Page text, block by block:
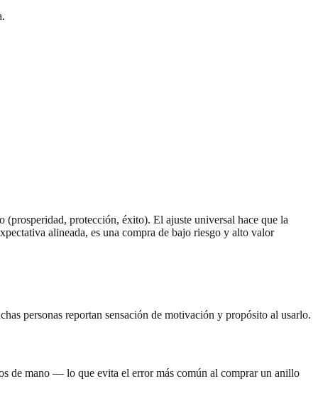
protección, éxito). El ajuste universal hace que la
alineada, es una compra de bajo riesgo y alto valor
personas reportan sensación de motivación y propósito al usarlo.
de mano — lo que evita el error más común al comprar un anillo